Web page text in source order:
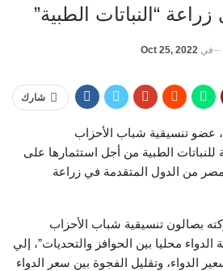
“النباتات الطبية”
في Oct 25, 2022
شارك
عضو تنسيقية شباب الأحزاب
للنباتات الطبية من أجل استثمارها على
من الدول المتقدمة في زراعة
بصالون تنسيقية شباب الأحزاب
محليا بين الحوافز والتحديات”، إلي
الدواء، وتقليل الفجوة بين سعر الدواء